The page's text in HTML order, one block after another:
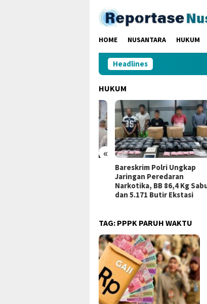
konten
HOME NUSANTARA HUKUM
Headlines
HUKUM
«
Bareskrim Polri Ungkap
Jaringan Peredaran
Narkotika, BB 86,4 Kg Sabu
dan 5.171 Butir Ekstasi
TAG: PPPK PARUH WAKTU